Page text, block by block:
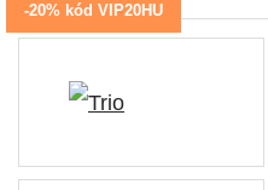
-20% kód VIP20HU